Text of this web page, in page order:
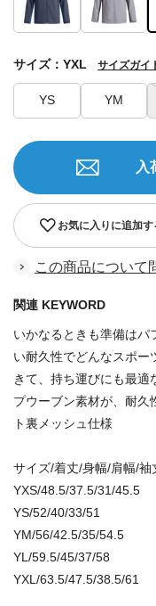
YS YM
サイズ：YXL サイズガイ
お気に入りに追加す
入
この商品について
関連 KEYWORD
いかなるときも準備はパ
い耐久性でどんなスポー
きて、持ち運びにも最適
プウーブン素材が、耐久
ト裏メッシュ仕様
サイズ/着丈/身幅/肩幅/袖
YXS/48.5/37.5/31/45.5
YS/52/40/33/51
YM/56/42.5/35/54.5
YL/59.5/45/37/58
YXL/63.5/47.5/38.5/61